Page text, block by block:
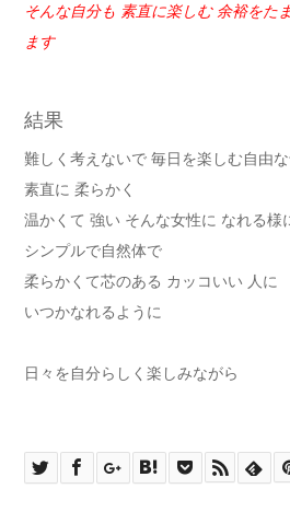
そんな自分も 素直に楽しむ 余裕をた
ます
結果
難しく考えないで 毎日を楽しむ自由
素直に 柔らかく
温かくて 強い そんな女性に なれる様
シンプルで自然体で
柔らかくて芯のある カッコいい 人に
いつかなれるように
日々を自分らしく楽しみながら